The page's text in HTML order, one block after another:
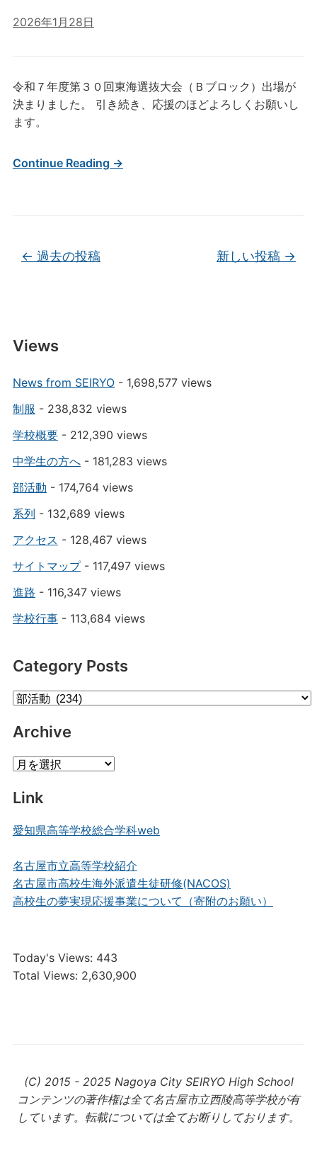
2026年1月28日
令和７年度第３０回東海選抜大会（Ｂブロック）出場が
決まりました。 引き続き、応援のほどよろしくお願いし
ます。
Continue Reading →
投稿ナビゲーション
← 過去の投稿 新しい投稿 →
Views
News from SEIRYO- 1,698,577 views
制服 - 238,832 views
学校概要- 212,390 views
中学生の方へ- 181,283 views
部活動 - 174,764 views
系列 - 132,689 views
アクセス - 128,467 views
サイトマップ- 117,497 views
進路 - 116,347 views
学校行事- 113,684 views
Category Posts
Category
Archive
Archive
Link
愛知県高等学校総合学科web
名古屋市立高等学校紹介
名古屋市高校生海外派遣生徒研修(NACOS)
高校生の夢実現応援事業について（寄附のお願い）
Today's Views: 443
Total Views: 2,630,900
(C) 2015 - 2025 Nagoya City SEIRYO High School
コンテンツの著作権は全て名古屋市立西陵高等学校が有
しています。転載については全てお断りしております。